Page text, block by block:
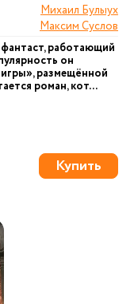
Михаил Булыух
Максим Суслов
работающий
он
размещённой
роман, кот...
Купить